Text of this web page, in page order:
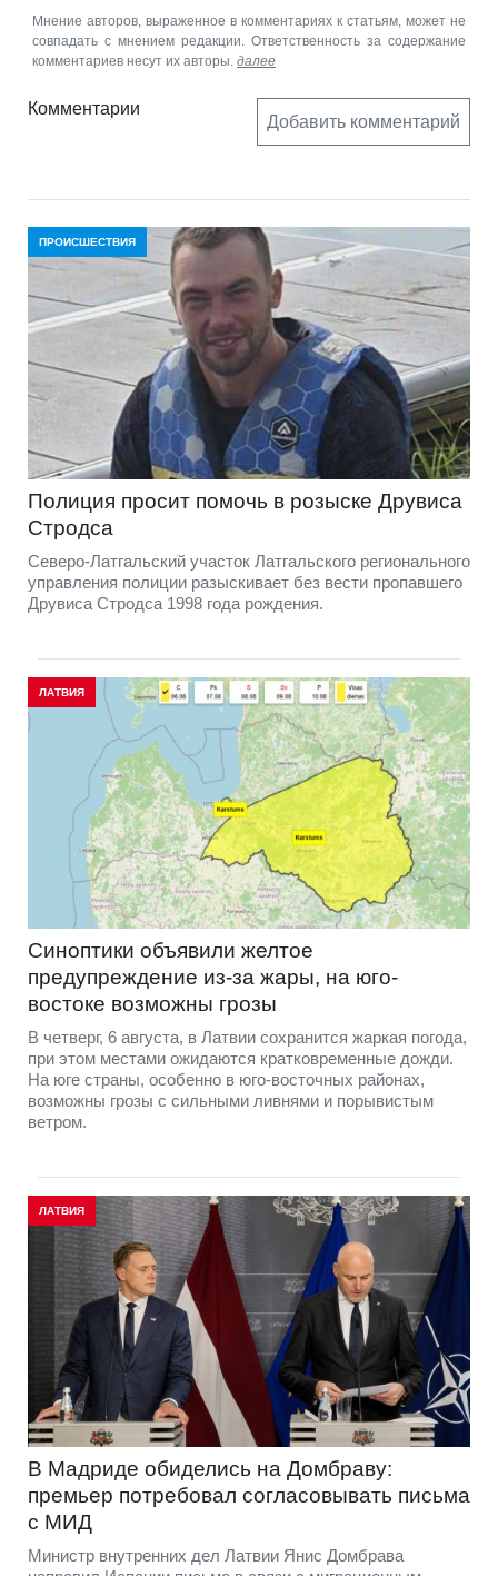
Мнение авторов, выраженное в комментариях к статьям, может не
совпадать с мнением редакции. Ответственность за содержание
комментариев несут их авторы. далее
Комментарии
Добавить комментарий
ПРОИСШЕСТВИЯ
Полиция просит помочь в розыске Друвиса
Стродса
Северо-Латгальский участок Латгальского регионального
управления полиции разыскивает без вести пропавшего
Друвиса Стродса 1998 года рождения.
ЛАТВИЯ
Синоптики объявили желтое
предупреждение из-за жары, на юго-
востоке возможны грозы
В четверг, 6 августа, в Латвии сохранится жаркая погода,
при этом местами ожидаются кратковременные дожди.
На юге страны, особенно в юго-восточных районах,
возможны грозы с сильными ливнями и порывистым
ветром.
ЛАТВИЯ
В Мадриде обиделись на Домбраву:
премьер потребовал согласовывать письма
с МИД
Министр внутренних дел Латвии Янис Домбрава